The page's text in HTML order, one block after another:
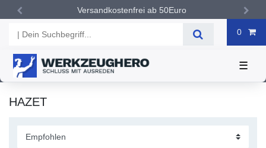
Versandkostenfrei ab 50Euro
0
☰
HAZET